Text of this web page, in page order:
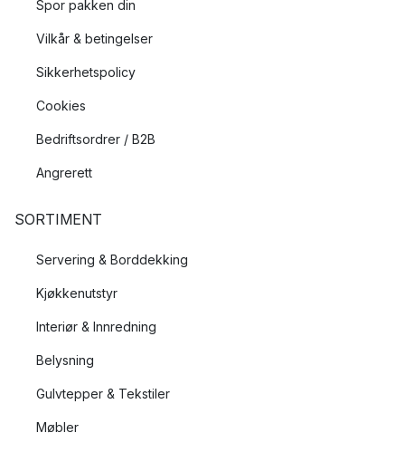
Spor pakken din
Vilkår & betingelser
Sikkerhetspolicy
Cookies
Bedriftsordrer / B2B
Angrerett
SORTIMENT
Servering & Borddekking
Kjøkkenutstyr
Interiør & Innredning
Belysning
Gulvtepper & Tekstiler
Møbler